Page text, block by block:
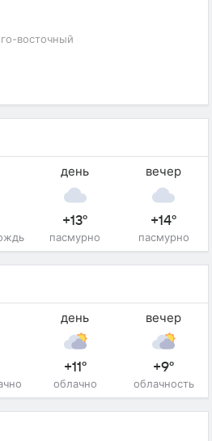
восточный
день
+13°
пасмурно
вечер
+14°
пасмурно
день
+11°
облачно
вечер
+9°
облачность